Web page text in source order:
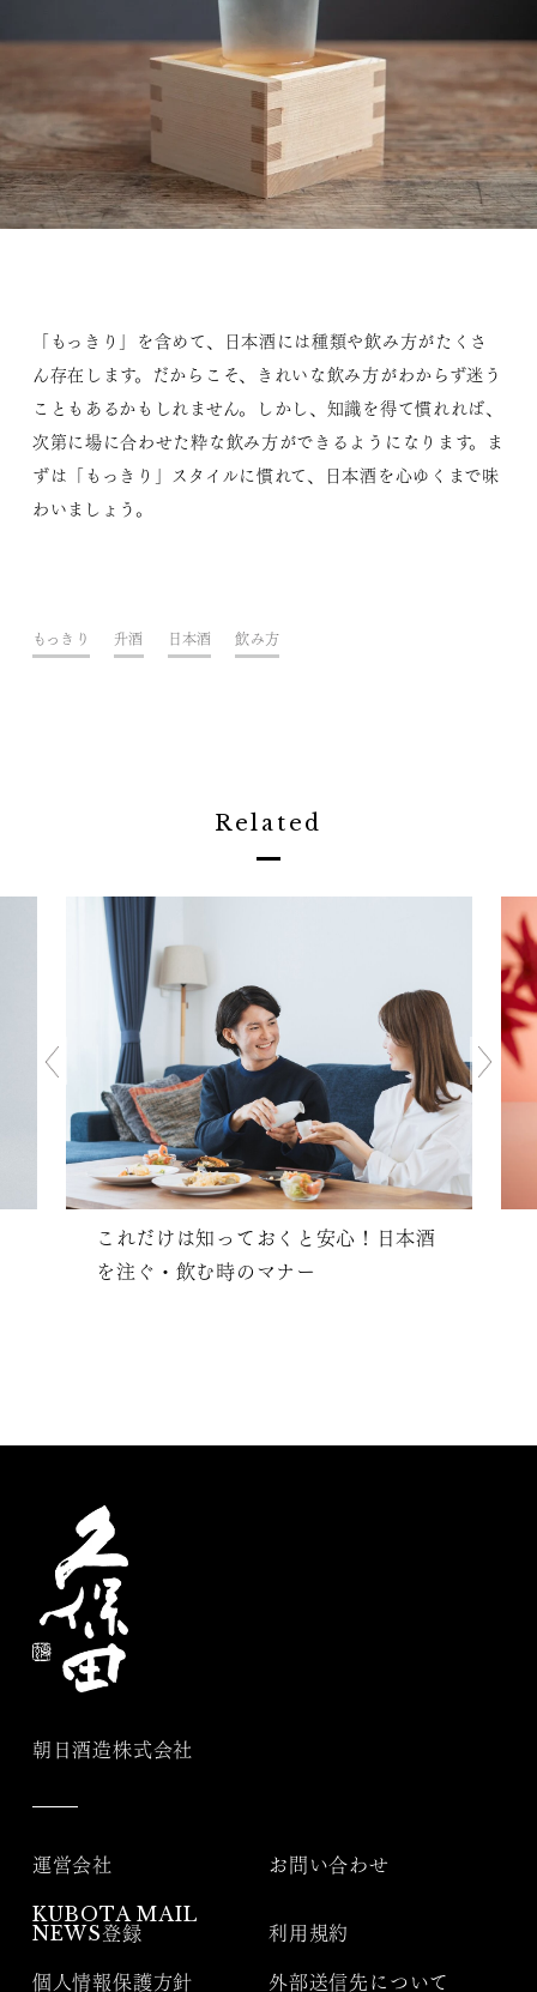
「もっきり」を含めて、日本酒には種類や飲み方がたくさ
ん存在します。だからこそ、きれいな飲み方がわからず迷う
こともあるかもしれません。しかし、知識を得て慣れれば、
次第に場に合わせた粋な飲み方ができるようになります。ま
ずは「もっきり」スタイルに慣れて、日本酒を心ゆくまで味
わいましょう。
もっきり 升酒 日本酒 飲み方
Related
これだけは知っておくと安心！日本酒
を注ぐ・飲む時のマナー
朝日酒造株式会社
運営会社 お問い合わせ
KUBOTA MAIL
NEWS登録
利用規約
個人情報保護方針 外部送信先について